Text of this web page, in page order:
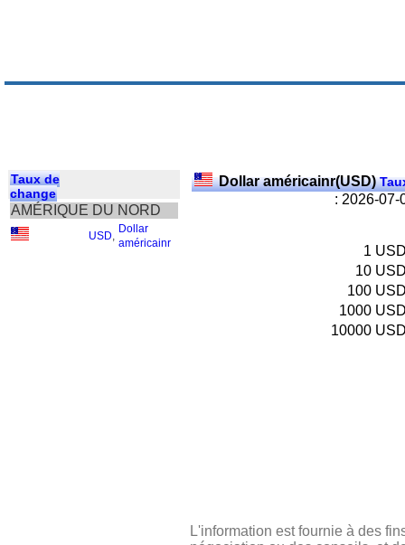
Taux de
change
AMÉRIQUE DU NORD
USD
Dollar
américainr
Dollar américainr(USD)
: 2026-07-
1
10
100
1000
10000
L'information est fournie à des